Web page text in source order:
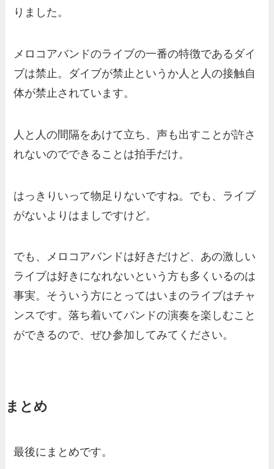
りました。
メロコアバンドのライブの一番の特徴であるダイ
ブは禁止。ダイブが禁止というか人と人の接触自
体が禁止されています。
人と人の間隔をあけて立ち、声も出すことが許さ
れないのでできることは拍手だけ。
はっきりいって物足りないですね。でも、ライブ
がないよりはましですけど。
でも、メロコアバンドは好きだけど、あの激しい
ライブは好きになれないという方も多くいるのは
事実。そういう方にとってはいまのライブはチャ
ンスです。落ち着いてバンドの演奏を楽しむこと
ができるので、ぜひ参加してみてください。
まとめ
最後にまとめです。